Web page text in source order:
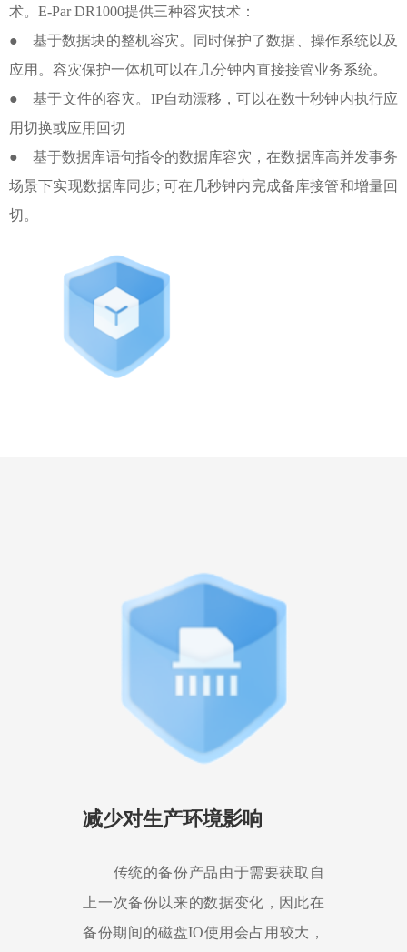
术。E-Par DR1000提供三种容灾技术：
● 基于数据块的整机容灾。同时保护了数据、操作系统以及
应用。容灾保护一体机可以在几分钟内直接接管业务系统。
●基于文件的容灾。IP自动漂移，可以在数十秒钟内执行应
用切换或应用回切
●基于数据库语句指令的数据库容灾，在数据库高并发事务
场景下实现数据库同步; 可在几秒钟内完成备库接管和增量回
切。
减少对生产环境影响
传统的备份产品由于需要获取自
上一次备份以来的数据变化，因此在
备份期间的磁盘IO使用会占用较大，